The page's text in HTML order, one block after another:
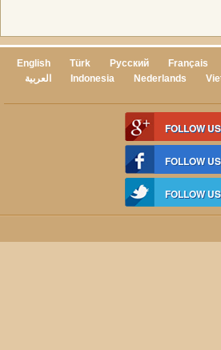
English Türk Русский Français
العربية
Indonesia Nederlands
FOLLOW
FOLLOW
FOLLOW